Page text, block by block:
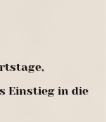
Einstieg in die